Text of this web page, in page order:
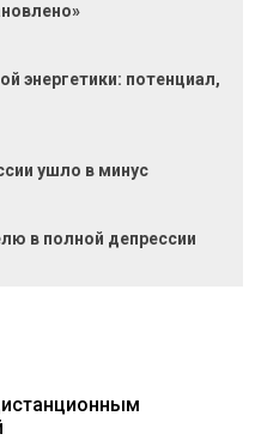
энергетики: потенциал,
ушло в минус
в полной депрессии